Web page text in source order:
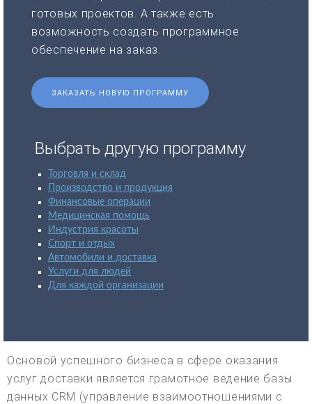
готовых проектов. А также есть
возможность создать программное
обеспечение на заказ.
ЗАКАЗАТЬ НОВУЮ ПРОГРАММУ
Выбрать другую программу
Торговля и склад
Производство и продукция
Финансовые операции
Медицинская помощь
Индустрия красоты
Спорт и отдых
Автомобили и доставка
Услуги для людей
Для каждой организации
Основой успешного бизнеса в сфере оказания
услуг доставки является грамотное ведение базы
данных CRM (управление взаимоотношениями с